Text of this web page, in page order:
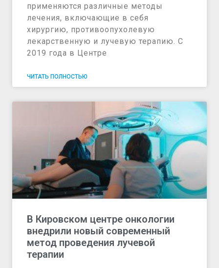
применяются различные методы
лечения, включающие в себя
хирургию, противоопухолевую
лекарственную и лучевую терапию. С
2019 года в Центре
ЧИТАТЬ ПОЛНОСТЬЮ
В Кировском центре онкологии
внедрили новый современный
метод проведения лучевой
терапии